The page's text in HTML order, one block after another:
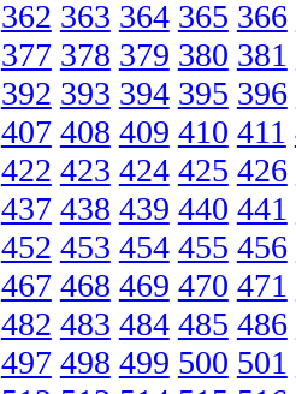
362 363 364 365 366
377 378 379 380 381
392 393 394 395 396
407 408 409 410 411
422 423 424 425 426
437 438 439 440 441
452 453 454 455 456
467 468 469 470 471
482 483 484 485 486
497 498 499 500 501